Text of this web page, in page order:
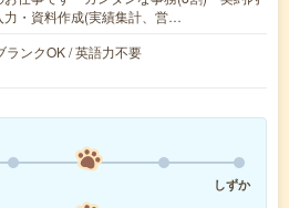
力・資料作成(実績集計、営…
ランクOK / 英語力不要
しずか